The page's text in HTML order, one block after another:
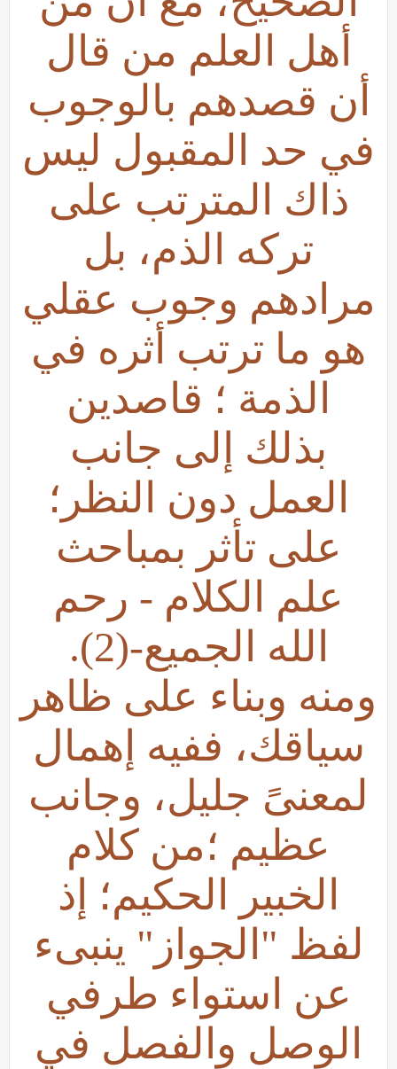
أهل العلم من قال
أن قصدهم بالوجوب
في حد المقبول ليس
ذاك المترتب على
تركه الذم، بل
مرادهم وجوب عقلي
هو ما ترتب أثره في
الذمة ؛ قاصدين
بذلك إلى جانب
العمل دون النظر؛
على تأثر بمباحث
علم الكلام - رحم
الله الجميع-(2).
ومنه وبناء على ظاهر
سياقك، ففيه إهمال
لمعنىً جليل، وجانب
عظيم ؛من كلام
الخبير الحكيم؛ إذ
لفظ "الجواز" ينبىء
عن استواء طرفي
الوصل والفصل في